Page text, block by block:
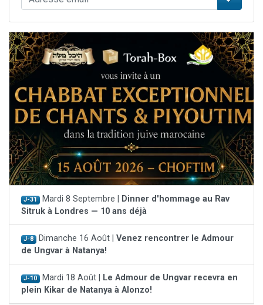
J-31 Mardi 8 Septembre |
Dinner d'hommage au Rav
Sitruk à Londres — 10 ans déjà
J-8 Dimanche 16 Août | Venez rencontrer le Admour
de Ungvar à Natanya!
J-10 Mardi 18 Août |
Le Admour de Ungvar recevra en
plein Kikar de Natanya à Alonzo!